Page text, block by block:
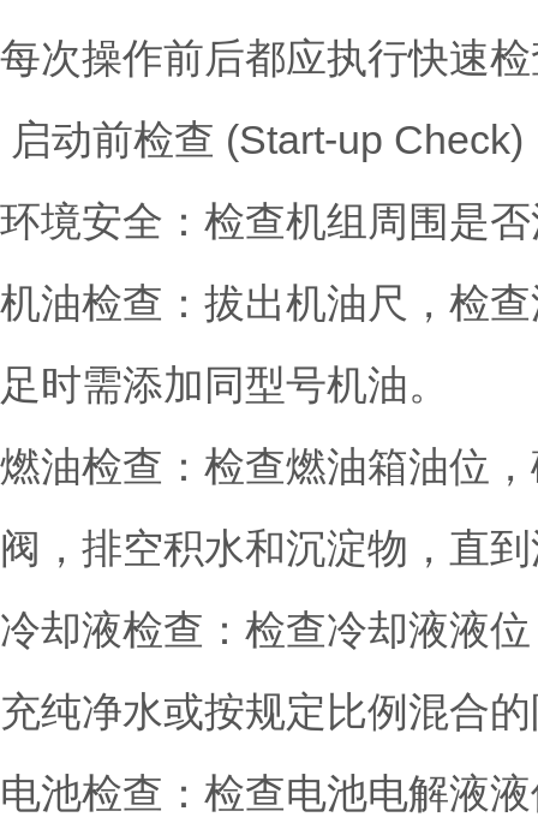
每次操作前后都应执行快速
启动前检查 (Start-up
环境安全：检查机组周围是
机油检查：拔出机油尺，检查
足时需添加同型号机油。
燃油检查：检查燃油箱油位
阀，排空积水和沉淀物，直
冷却液检查：检查冷却液液
充纯净水或按规定比例混合
电池检查：检查电池电解液